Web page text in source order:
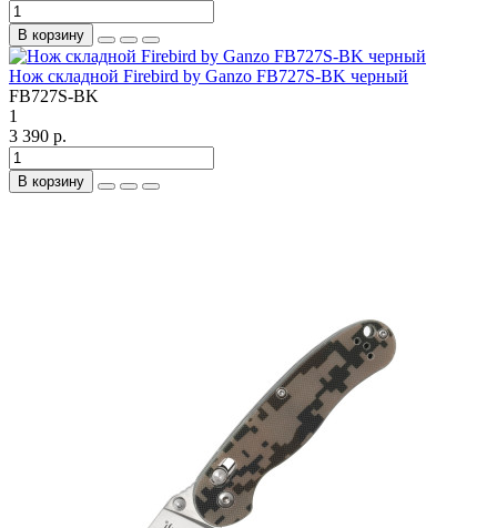
В корзину
Нож складной Firebird by Ganzo FB727S-BK черный
FB727S-BK
1
3 390 р.
В корзину